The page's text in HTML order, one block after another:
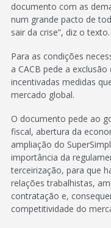
documento com as
num grande pacto de
sair da crise”, diz o texto.
Para as condições
a CACB pede a
incentivadas medidas
mercado global.
O documento pede ao
fiscal, abertura da
ampliação do
importância da
terceirização, para que
relações trabalhistas,
contratação e,
competitividade do